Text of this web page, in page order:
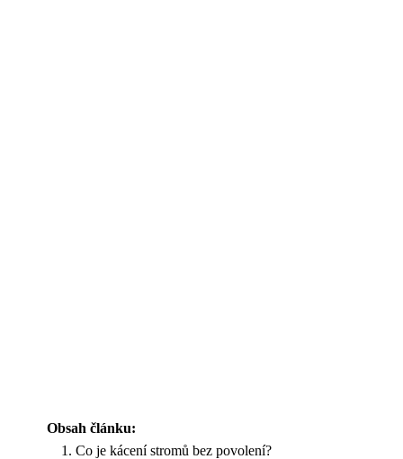
Obsah článku:
Co je kácení stromů bez povolení?